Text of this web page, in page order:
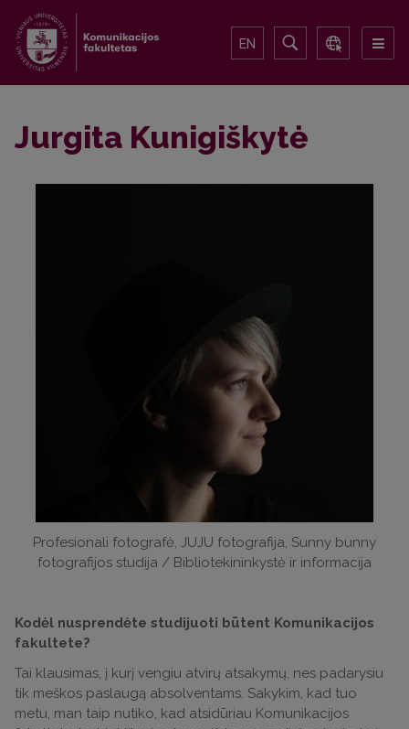
EN
Jurgita Kunigiškytė
Profesionali fotografė, JUJU fotografija, Sunny bunny
fotografijos studija / Bibliotekininkystė ir informacija
Kodėl nusprendėte studijuoti būtent Komunikacijos
fakultete?
Tai klausimas, į kurį vengiu atvirų atsakymų, nes padarysiu
tik meškos paslaugą absolventams. Sakykim, kad tuo
metu, man taip nutiko, kad atsidūriau Komunikacijos